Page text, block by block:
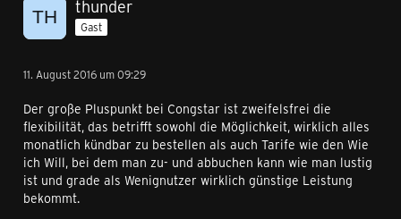
thunder
Gast
11. August 2016 um 09:29
Der große Pluspunkt bei Congstar ist zweifelsfrei die
flexibilität, das betrifft sowohl die Möglichkeit, wirklich alles
monatlich kündbar zu bestellen als auch Tarife wie den Wie
ich Will, bei dem man zu- und abbuchen kann wie man lustig
ist und grade als Wenignutzer wirklich günstige Leistung
bekommt.